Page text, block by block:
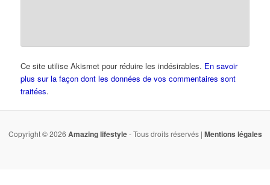
Ce site utilise Akismet pour réduire les indésirables. En savoir
plus sur la façon dont les données de vos commentaires sont
traitées.
Copyright © 2026 Amazing lifestyle- Tous droits réservés | Mentions légales